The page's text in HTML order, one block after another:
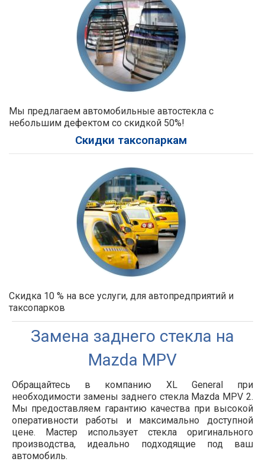
Мы предлагаем автомобильные автостекла с
небольшим дефектом со скидкой 50%!
Скидки таксопаркам
Скидка 10 % на все услуги, для автопредприятий и
таксопарков
Замена заднего стекла на
Mazda MPV
Обращайтесь в компанию XL General при
необходимости замены заднего стекла Mazda MPV 2.
Мы предоставляем гарантию качества при высокой
оперативности работы и максимально доступной
цене. Мастер использует стекла оригинального
производства, идеально подходящие под ваш
автомобиль.